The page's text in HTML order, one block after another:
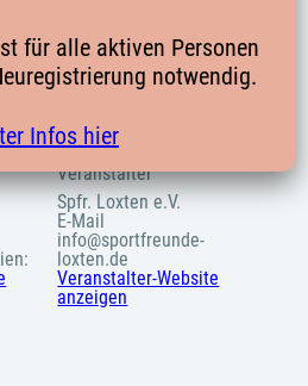
Veranstalter
Spfr. Loxten e.V.
E-Mail
info@sportfreunde-
loxten.de
Veranstalter-Website
anzeigen
für alle aktiven Personen
notwendig.
Infos hier